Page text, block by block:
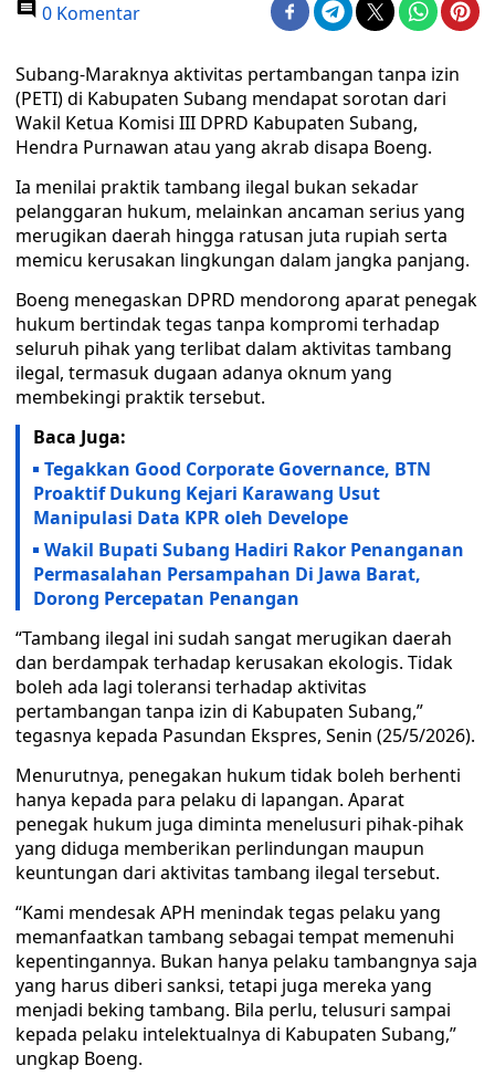
0 Komentar
Subang-Maraknya aktivitas pertambangan tanpa izin
(PETI) di Kabupaten Subang mendapat sorotan dari
Wakil Ketua Komisi III DPRD Kabupaten Subang,
Hendra Purnawan atau yang akrab disapa Boeng.
Ia menilai praktik tambang ilegal bukan sekadar
pelanggaran hukum, melainkan ancaman serius yang
merugikan daerah hingga ratusan juta rupiah serta
memicu kerusakan lingkungan dalam jangka panjang.
Boeng menegaskan DPRD mendorong aparat penegak
hukum bertindak tegas tanpa kompromi terhadap
seluruh pihak yang terlibat dalam aktivitas tambang
ilegal, termasuk dugaan adanya oknum yang
membekingi praktik tersebut.
Baca Juga:
Tegakkan Good Corporate Governance, BTN
Proaktif Dukung Kejari Karawang Usut
Manipulasi Data KPR oleh Develope
Wakil Bupati Subang Hadiri Rakor Penanganan
Permasalahan Persampahan Di Jawa Barat,
Dorong Percepatan Penangan
“Tambang ilegal ini sudah sangat merugikan daerah
dan berdampak terhadap kerusakan ekologis. Tidak
boleh ada lagi toleransi terhadap aktivitas
pertambangan tanpa izin di Kabupaten Subang,”
tegasnya kepada Pasundan Ekspres, Senin (25/5/2026).
Menurutnya, penegakan hukum tidak boleh berhenti
hanya kepada para pelaku di lapangan. Aparat
penegak hukum juga diminta menelusuri pihak-pihak
yang diduga memberikan perlindungan maupun
keuntungan dari aktivitas tambang ilegal tersebut.
“Kami mendesak APH menindak tegas pelaku yang
memanfaatkan tambang sebagai tempat memenuhi
kepentingannya. Bukan hanya pelaku tambangnya saja
yang harus diberi sanksi, tetapi juga mereka yang
menjadi beking tambang. Bila perlu, telusuri sampai
kepada pelaku intelektualnya di Kabupaten Subang,”
ungkap Boeng.